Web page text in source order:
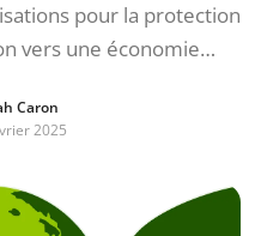
pour la protection
vers une économie…
Caron
2025